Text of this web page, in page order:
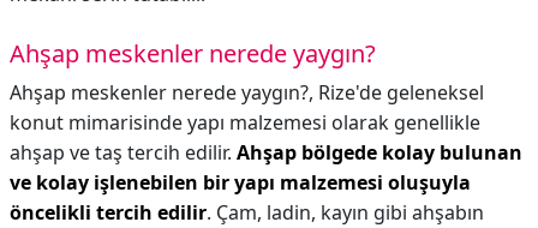
Ahşap meskenler nerede yaygın?
Ahşap meskenler nerede yaygın?, Rize'de geleneksel
konut mimarisinde yapı malzemesi olarak genellikle
ahşap ve taş tercih edilir. Ahşap bölgede kolay bulunan
ve kolay işlenebilen bir yapı malzemesi oluşuyla
öncelikli tercih edilir. Çam, ladin, kayın gibi ahşabın